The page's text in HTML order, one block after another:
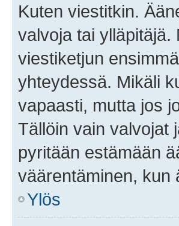
Kuten viestitkin.
valvoja tai
viestiketjun
yhteydessä. Mikäli
vapaasti, mutta jos
Tällöin vain valvojat
pyritään estämään
väärentäminen, kun
Ylös